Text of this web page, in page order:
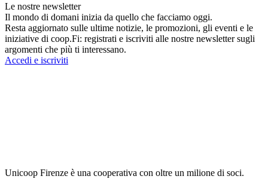
Le nostre newsletter
Il mondo di domani inizia da quello che facciamo oggi.
Resta aggiornato sulle ultime notizie, le promozioni, gli eventi e le
iniziative di coop.Fi: registrati e iscriviti alle nostre newsletter sugli
argomenti che più ti interessano.
Accedi e iscriviti
Unicoop Firenze è una cooperativa con oltre un milione di soci.